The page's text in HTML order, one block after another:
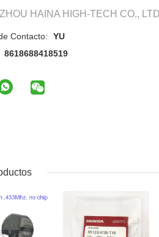
HAINA HIGH-TECH CO.,
Contacto:
YU
8618688418519